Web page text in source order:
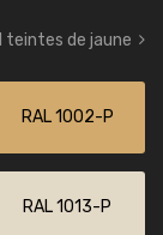
teintes de jaune
RAL 1002-P
RAL 1013-P